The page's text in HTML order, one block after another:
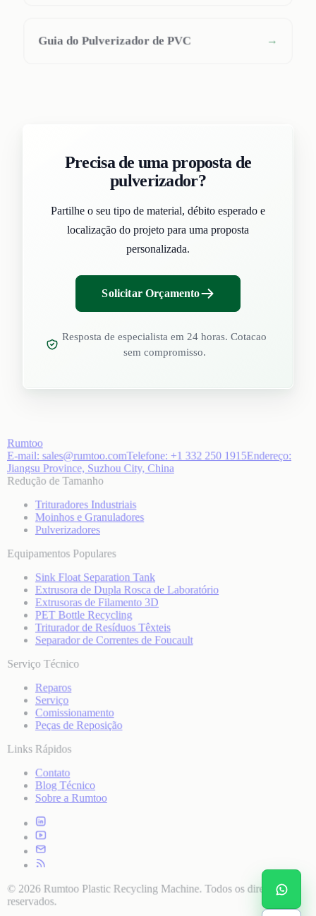
Guia do Pulverizador de PVC →
Precisa de uma proposta de
pulverizador?
Partilhe o seu tipo de material, débito esperado e
localização do projeto para uma proposta
personalizada.
Solicitar Orçamento
Resposta de especialista em 24 horas. Cotacao
sem compromisso.
Rumtoo
E-mail: sales@rumtoo.comTelefone: +1 332 250 1915Endereço:
Jiangsu Province, Suzhou City, China
Redução de Tamanho
Trituradores Industriais
Moinhos e Granuladores
Pulverizadores
Equipamentos Populares
Sink Float Separation Tank
Extrusora de Dupla Rosca de Laboratório
Extrusoras de Filamento 3D
PET Bottle Recycling
Triturador de Resíduos Têxteis
Separador de Correntes de Foucault
Serviço Técnico
Reparos
Serviço
Comissionamento
Peças de Reposição
Links Rápidos
Contato
Blog Técnico
Sobre a Rumtoo
© 2026 Rumtoo Plastic Recycling Machine. Todos os direitos
reservados.